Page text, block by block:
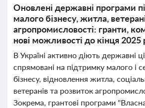
Оновлені державні програми
малого бізнесу, житла,
агропромисловості: гранти,
нові можливості до кінця 2025
В Україні активно діють державні
спрямовані на підтримку малого і
бізнесу, відновлення житла,
ветеранів та розвиток
Зокрема, грантові програми